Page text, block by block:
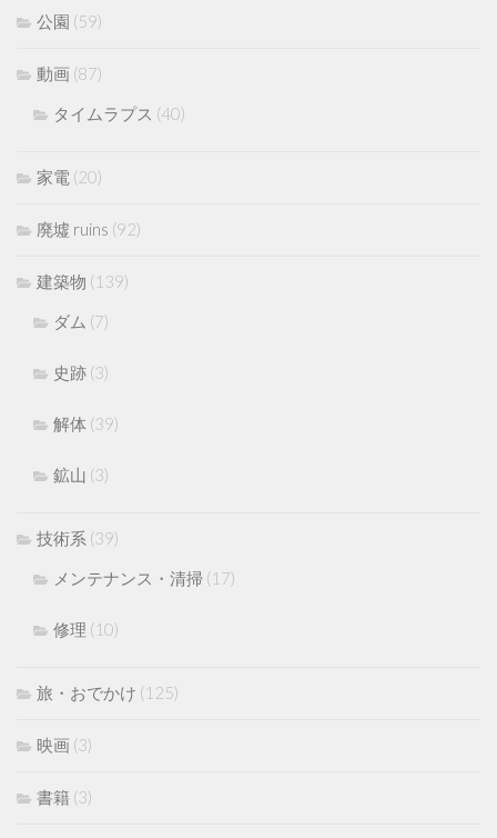
公園 (59)
動画 (87)
タイムラプス (40)
家電 (20)
廃墟 ruins (92)
建築物 (139)
ダム (7)
史跡 (3)
解体 (39)
鉱山 (3)
技術系 (39)
メンテナンス・清掃 (17)
修理 (10)
旅・おでかけ (125)
映画 (3)
書籍 (3)